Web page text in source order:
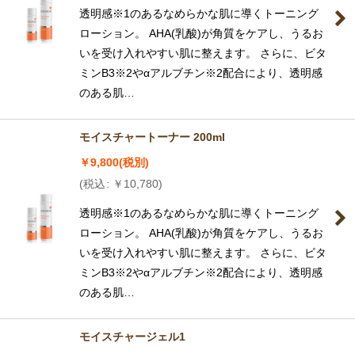
透明感※1のあるなめらかな肌に導くトーニング
ローション。 AHA(乳酸)が角質をケアし、うるお
いを受け入れやすい肌に整えます。 さらに、ビタ
ミンB3※2やαアルブチン※2配合により、透明感
のある肌…
モイスチャートーナー 200ml
￥9,800(税別)
(税込: ￥ 10,780)
透明感※1のあるなめらかな肌に導くトーニング
ローション。 AHA(乳酸)が角質をケアし、うるお
いを受け入れやすい肌に整えます。 さらに、ビタ
ミンB3※2やαアルブチン※2配合により、透明感
のある肌…
モイスチャージェル1